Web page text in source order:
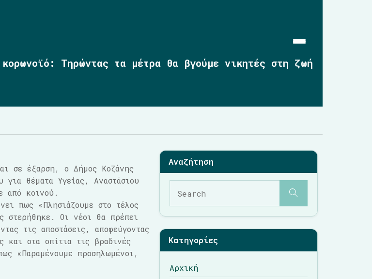
2019-2023
2014-2019
2010-2014
Σημαντικές Παρεμβάσεις
Multimedia
Λάζαρος Μαλούτας
Επικοινωνία
Τηρώντας τα μέτρα θα βγούμε νικητές στη ζωή
σε έξαρση, ο Δήμος Κοζάνης
για θέματα Υγείας, Αναστάσιου
από κοινού.
πως «Πλησιάζουμε στο τέλος
στερήθηκε. Οι νέοι θα πρέπει
τις αποστάσεις, αποφεύγοντας
και στα σπίτια τις βραδινές
«Παραμένουμε προσηλωμένοι,
Κατηγορίες
Αρχική